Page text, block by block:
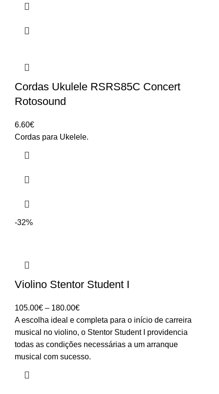
Cordas Ukulele RSRS85C Concert
Rotosound
6.60€
Cordas para Ukelele.
-32%
Violino Stentor Student I
105.00€ – 180.00€Price
range:
105.00€
through
180.00€
A escolha ideal e completa para o início de carreira
musical no violino, o Stentor Student I providencia
todas as condições necessárias a um arranque
musical com sucesso.